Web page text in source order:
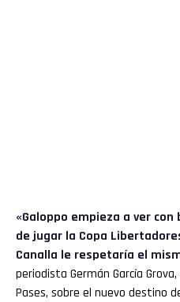
«Galoppo empieza a ver
de jugar la Copa
Canalla le respetaría el
periodista Germán García
Pases, sobre el nuevo destino